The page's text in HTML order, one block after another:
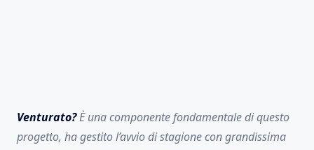
Venturato?È una componente fondamentale di questo
progetto, ha gestito l’avvio di stagione con grandissima